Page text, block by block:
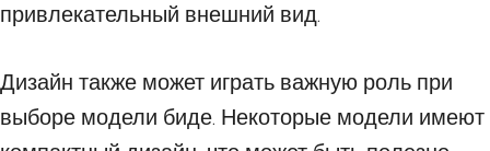
привлекательный внешний вид.
Дизайн также может играть важную роль при
выборе модели биде. Некоторые модели имеют